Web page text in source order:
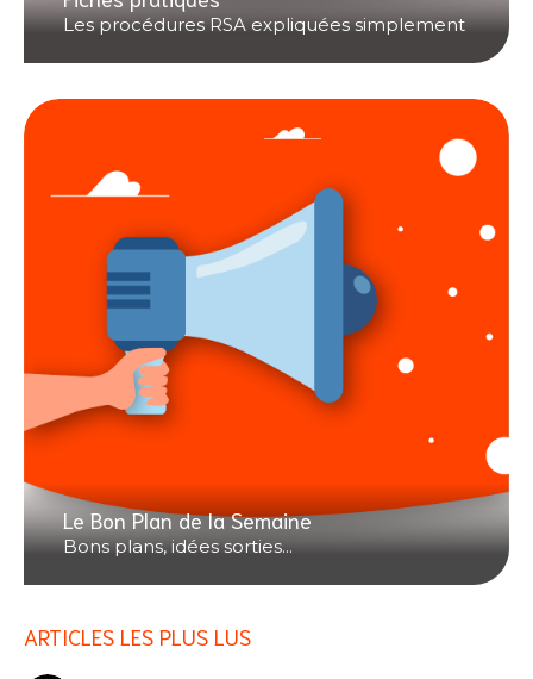
Les procédures RSA expliquées simplement
Le Bon Plan de la Semaine
Bons plans, idées sorties...
ARTICLES LES PLUS LUS